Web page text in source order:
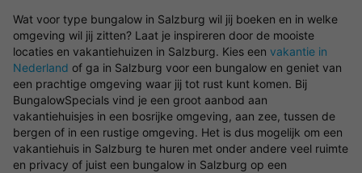
Wat voor type bungalow in Salzburg wil jij boeken en in welke
omgeving wil jij zitten? Laat je inspireren door de mooiste
locaties en vakantiehuizen in Salzburg. Kies een vakantie in
Nederland of ga in Salzburg voor een bungalow en geniet van
een prachtige omgeving waar jij tot rust kunt komen. Bij
BungalowSpecials vind je een groot aanbod aan
vakantiehuisjes in een bosrijke omgeving, aan zee, tussen de
bergen of in een rustige omgeving. Het is dus mogelijk om een
vakantiehuis in Salzburg te huren met onder andere veel ruimte
en privacy of juist een bungalow in Salzburg op een